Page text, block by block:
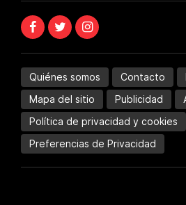
Quiénes somos Contacto
Mapa del sitio
Publicidad
Política de privacidad y cookies
Preferencias de Privacidad